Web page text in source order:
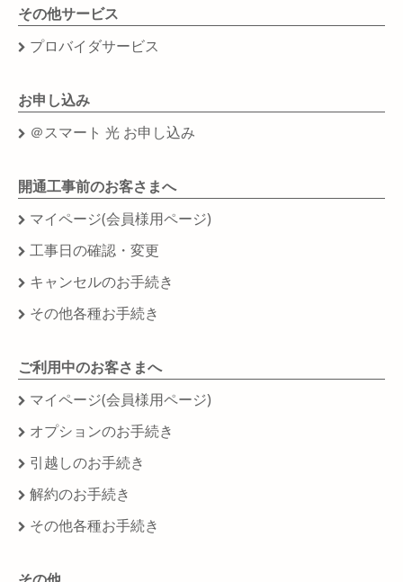
その他サービス
プロバイダサービス
お申し込み
＠スマート 光 お申し込み
開通工事前のお客さまへ
マイページ(会員様用ページ)
工事日の確認・変更
キャンセルのお手続き
その他各種お手続き
ご利用中のお客さまへ
マイページ(会員様用ページ)
オプションのお手続き
引越しのお手続き
解約のお手続き
その他各種お手続き